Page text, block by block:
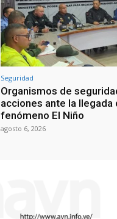
Seguridad
Organismos de
acciones ante la llegada
fenómeno El Niño
agosto 6, 2026